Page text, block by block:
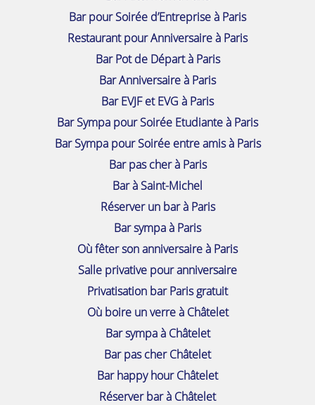
Bar pour Soirée d’Entreprise à Paris
Restaurant pour Anniversaire à Paris
Bar Pot de Départ à Paris
Bar Anniversaire à Paris
Bar EVJF et EVG à Paris
Bar Sympa pour Soirée Etudiante à Paris
Bar Sympa pour Soirée entre amis à Paris
Bar pas cher à Paris
Bar à Saint-Michel
Réserver un bar à Paris
Bar sympa à Paris
Où fêter son anniversaire à Paris
Salle privative pour anniversaire
Privatisation bar Paris gratuit
Où boire un verre à Châtelet
Bar sympa à Châtelet
Bar pas cher Châtelet
Bar happy hour Châtelet
Réserver bar à Châtelet